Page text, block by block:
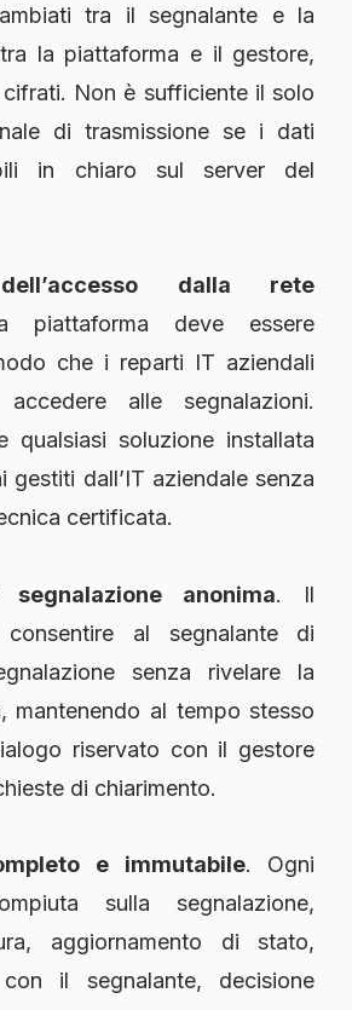
tra il segnalante e la
la piattaforma e il gestore,
Non è sufficiente il solo
di trasmissione se i dati
in chiaro sul server del
dalla rete
piattaforma deve essere
che i reparti IT aziendali
alle segnalazioni.
qualsiasi soluzione installata
gestiti dall’IT aziendale senza
certificata.
anonima. Il
al segnalante di
senza rivelare la
mantenendo al tempo stesso
riservato con il gestore
di chiarimento.
e immutabile. Ogni
sulla segnalazione,
aggiornamento di stato,
con il segnalante, decisione